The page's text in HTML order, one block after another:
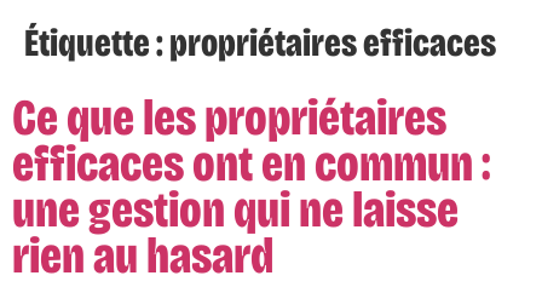
Étiquette :propriétaires efficaces
Ce que les propriétaires
efficaces ont en commun :
une gestion qui ne laisse
rien au hasard